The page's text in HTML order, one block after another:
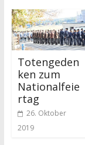
Totengeden
ken zum
Nationalfeie
rtag
26. Oktober
2019